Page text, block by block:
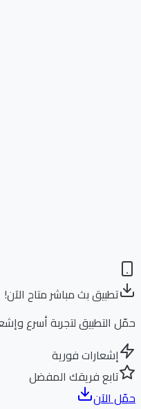
تطبيق بث مباشر متاح الآن! 📱
التطبيق لتجربة أسرع
إشعارات فورية
تابع فريقك المفضل
الآن